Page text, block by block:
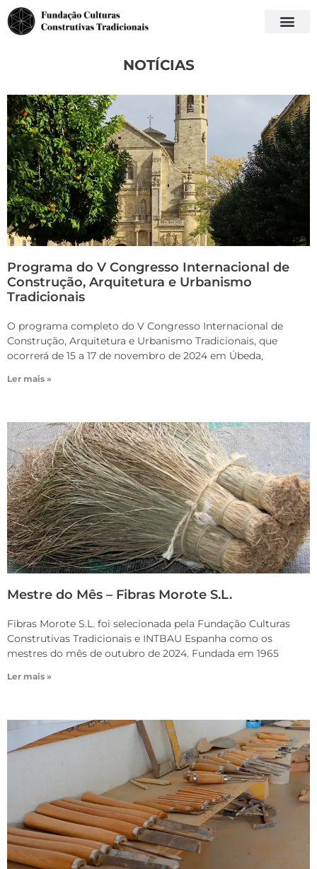
NOTÍCIAS
Programa do V Congresso Internacional de
Construção, Arquitetura e Urbanismo
Tradicionais
O programa completo do V Congresso Internacional de
Construção, Arquitetura e Urbanismo Tradicionais, que
ocorrerá de 15 a 17 de novembro de 2024 em Úbeda,
Ler mais »
Mestre do Mês – Fibras Morote S.L.
Fibras Morote S.L. foi selecionada pela Fundação Culturas
Construtivas Tradicionais e INTBAU Espanha como os
mestres do mês de outubro de 2024. Fundada em 1965
Ler mais »